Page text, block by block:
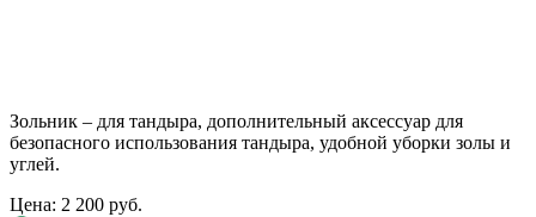
Зольник – для тандыра, дополнительный аксессуар для
безопасного использования тандыра, удобной уборки золы и
углей.
Цена: 2 200 руб.